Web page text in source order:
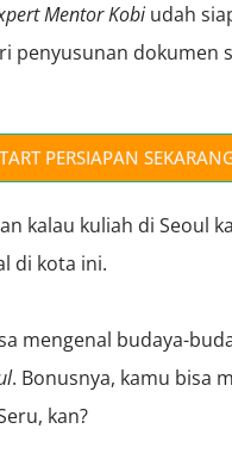
Mentor Kobi udah
penyusunan dokumen
PERSIAPAN
kalau kuliah di Seoul
di kota ini.
mengenal budaya-
. Bonusnya, kamu bisa
kan?